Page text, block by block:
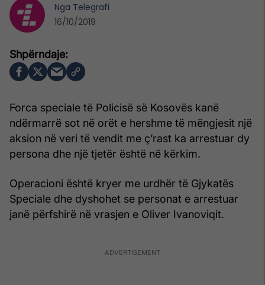
Forca speciale të Policisë së Kosovës kanë
ndërmarrë sot në orët e hershme të mëngjesit një
aksion në veri të vendit me ç’rast ka arrestuar dy
persona dhe një tjetër është në kërkim.
Operacioni është kryer me urdhër të Gjykatës
Speciale dhe dyshohet se personat e arrestuar
janë përfshirë në vrasjen e Oliver Ivanoviqit.
Nga Telegrafi
16/10/2019